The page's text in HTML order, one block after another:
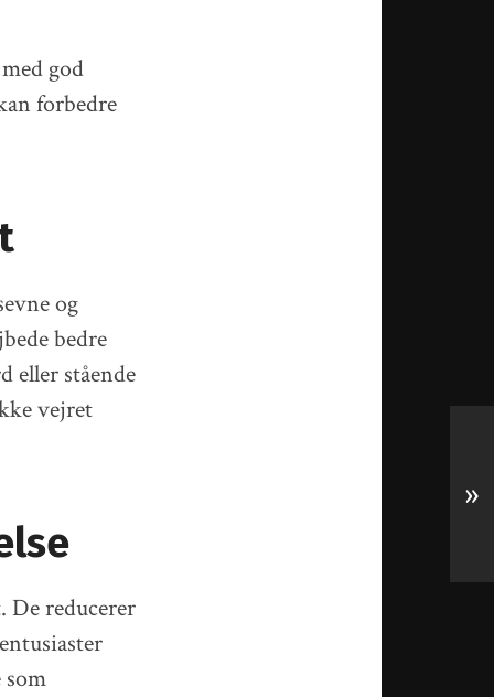
god
forbedre
og
bedre
eller stående
vejret
De reducerer
»